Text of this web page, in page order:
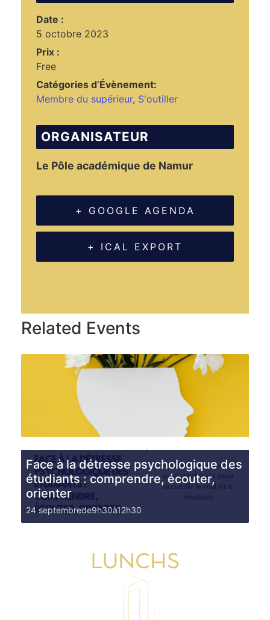
Date :
5 octobre 2023
Prix :
Free
Catégories d’Évènement:
Membre du supérieur, S'outiller
ORGANISATEUR
Le Pôle académique de Namur
+ GOOGLE AGENDA
+ ICAL EXPORT
Related Events
Face à la détresse psychologique des
étudiants : comprendre, écouter,
orienter
24 septembrede9h30à12h30